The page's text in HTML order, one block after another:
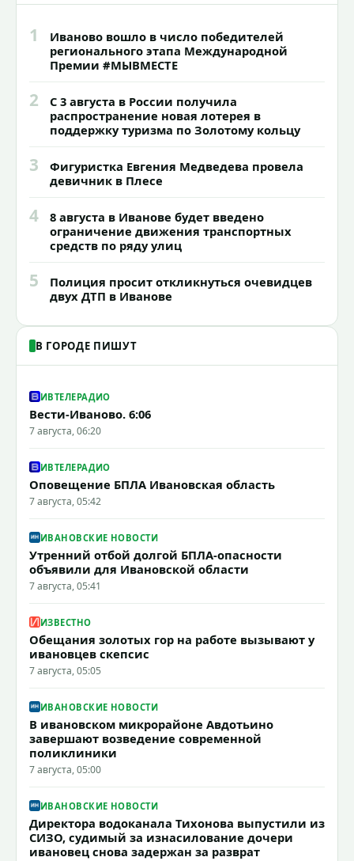
1
Иваново вошло в число победителей
регионального этапа Международной
Премии #МЫВМЕСТЕ
2
С 3 августа в России получила
распространение новая лотерея в
поддержку туризма по Золотому кольцу
3
Фигуристка Евгения Медведева провела
девичник в Плесе
4
8 августа в Иванове будет введено
ограничение движения транспортных
средств по ряду улиц
5
Полиция просит откликнуться очевидцев
двух ДТП в Иванове
В ГОРОДЕ ПИШУТ
ИВТЕЛЕРАДИО
Вести-Иваново. 6:06
7 августа, 06:20
ИВТЕЛЕРАДИО
Оповещение БПЛА Ивановская область
7 августа, 05:42
ИВАНОВСКИЕ НОВОСТИ
Утренний отбой долгой БПЛА-опасности
объявили для Ивановской области
7 августа, 05:41
ИЗВЕСТНО
Обещания золотых гор на работе вызывают у
ивановцев скепсис
7 августа, 05:05
ИВАНОВСКИЕ НОВОСТИ
В ивановском микрорайоне Авдотьино
завершают возведение современной
поликлиники
7 августа, 05:00
ИВАНОВСКИЕ НОВОСТИ
Директора водоканала Тихонова выпустили из
СИЗО, судимый за изнасилование дочери
ивановец снова задержан за разврат